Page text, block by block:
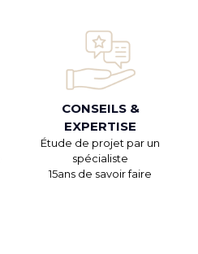
CONSEILS &
EXPERTISE
Étude de projet par un
spécialiste
15ans de savoir faire